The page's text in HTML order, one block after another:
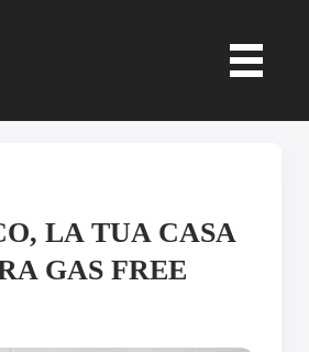
LA TUA CASA
GAS FREE